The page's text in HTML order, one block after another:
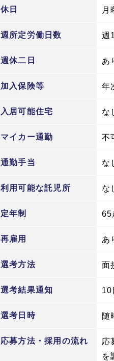
休日 月
週所定労働日数 週
週休二日 あ
加入保険等 年
入居可能住宅 な
マイカー通勤 不
通勤手当 な
利用可能な託児所 な
定年制 65
再雇用 あ
選考方法 面
選考結果通知 10
選考日時 随
応募方法・採用の流れ
応
を